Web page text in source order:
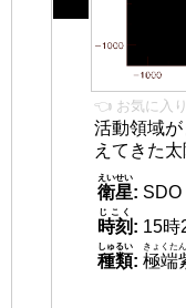
👈 お気に入
活動領域
えてきた太
衛星
えいせい
: SDO
時刻
じこく
: 15時
種類
しゅるい
: 極端
きょくた